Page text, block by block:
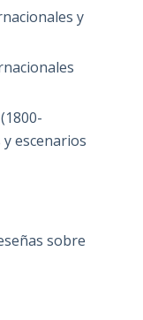
y
escenarios
sobre